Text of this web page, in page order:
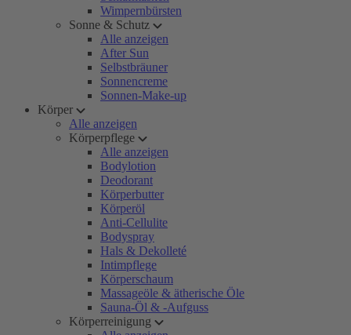
Wimpernbürsten
Sonne & Schutz
Alle anzeigen
After Sun
Selbstbräuner
Sonnencreme
Sonnen-Make-up
Körper
Alle anzeigen
Körperpflege
Alle anzeigen
Bodylotion
Deodorant
Körperbutter
Körperöl
Anti-Cellulite
Bodyspray
Hals & Dekolleté
Intimpflege
Körperschaum
Massageöle & ätherische Öle
Sauna-Öl & -Aufguss
Körperreinigung